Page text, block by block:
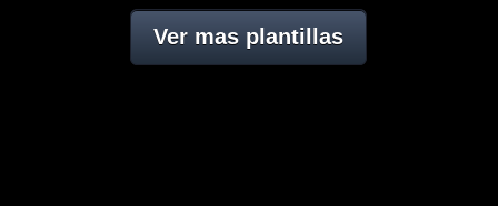
Ver mas plantillas